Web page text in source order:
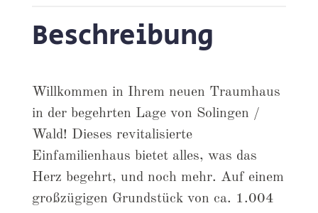
Beschreibung
Willkommen in Ihrem neuen Traumhaus
in der begehrten Lage von Solingen /
Wald! Dieses revitalisierte
Einfamilienhaus bietet alles, was das
Herz begehrt, und noch mehr. Auf einem
großzügigen Grundstück von ca. 1.004